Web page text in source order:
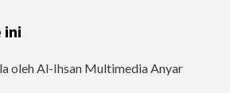
ini
oleh Al-Ihsan Multimedia Anyar